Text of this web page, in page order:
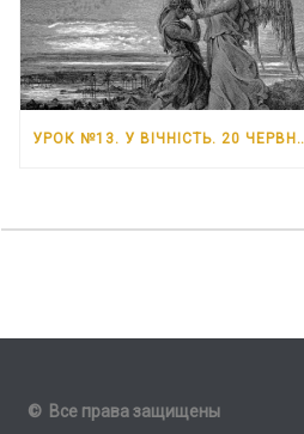
УРОК №13. У
© Все права защищены